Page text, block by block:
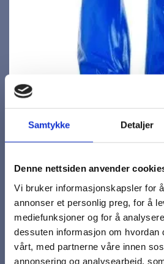
Samtykke Detaljer
Denne nettsiden anvender
Vi bruker informasjonskapsler for
annonser et personlig preg, for å
mediefunksjoner og for å
dessuten informasjon om hvordan
vårt, med partnerne våre innen
annonsering og analysearbeid,
Phulax G-900
Hansker